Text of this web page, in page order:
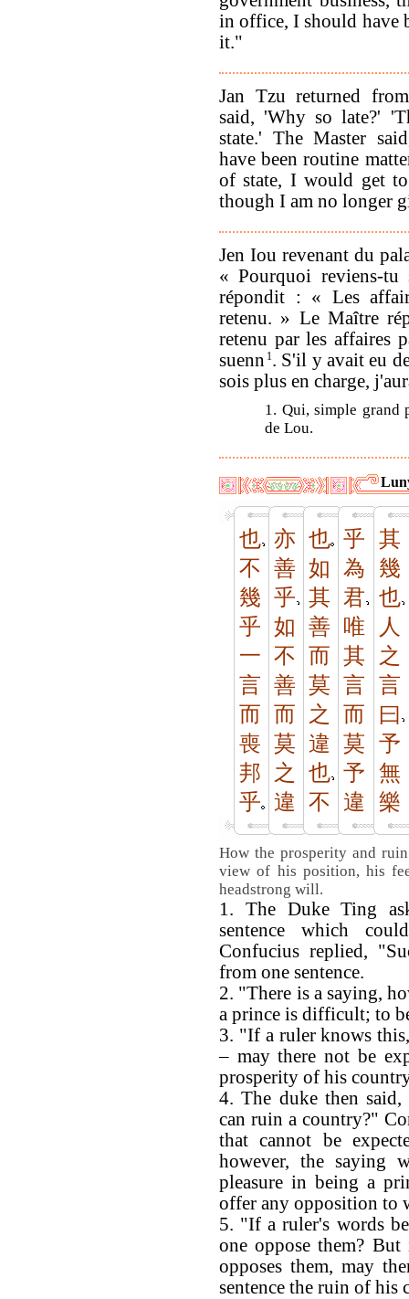
in office, I should have
it."
Jan Tzu returned
said, 'Why so late?'
state.' The Master
have been routine
of state, I would get
though I am no longer
Jen Iou revenant du
« Pourquoi reviens-
répondit : « Les
retenu. » Le Maître
retenu par les affaires
suenn 1 . S'il y avait eu
sois plus en charge,
1. Qui, simple grand
de Lou.
也
不
幾
乎
一
言
而
喪
邦
乎
亦
善
乎
如
不
善
而
莫
之
違
也
如
其
善
而
莫
之
違
也
不
乎
為
君
唯
其
言
而
莫
予
違
其
幾
也
人
之
言
曰
予
無
樂
How the prosperity and
view of his position, his
headstrong will.
1. The Duke Ting
sentence which
Confucius replied,
from one sentence.
2. "There is a saying,
a prince is difficult; to
3. "If a ruler knows
– may there not be
prosperity of his
4. The duke then
can ruin a country?"
that cannot be
however, the saying
pleasure in being a
offer any opposition to
5. "If a ruler's words
one oppose them?
opposes them, may
sentence the ruin of his